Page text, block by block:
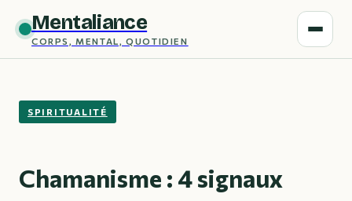
Mentaliance
CORPS, MENTAL, QUOTIDIEN
SPIRITUALITÉ
Chamanisme : 4 signaux